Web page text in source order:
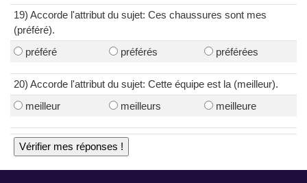
19) Accorde l'attribut du sujet: Ces chaussures sont mes
(préféré).
préféré
préférés préférées
20) Accorde l'attribut du sujet: Cette équipe est la (meilleur).
meilleur
meilleurs meilleure